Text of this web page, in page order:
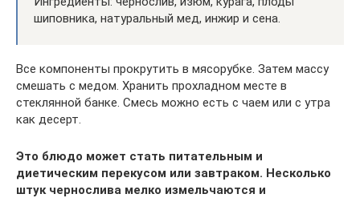
шиповника, натуральный мед, инжир и сена.
Все компоненты прокрутить в мясорубке. Затем массу
смешать с медом. Хранить прохладном месте в
стеклянной банке. Смесь можно есть с чаем или с утра
как десерт.
Это блюдо может стать питательным и
диетическим перекусом или завтраком. Несколько
штук чернослива мелко измельчаются и